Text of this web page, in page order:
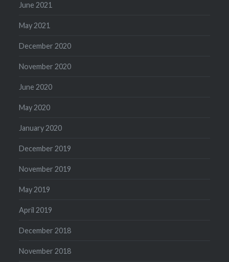
June 2021
May 2021
December 2020
November 2020
June 2020
May 2020
January 2020
December 2019
November 2019
May 2019
April 2019
December 2018
November 2018